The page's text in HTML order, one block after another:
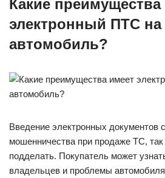
Какие преимущества
электронный ПТС на
автомобиль?
Введение электронных документов
мошенничества при продаже ТС, так
подделать. Покупатель может
владельцев и проблемы